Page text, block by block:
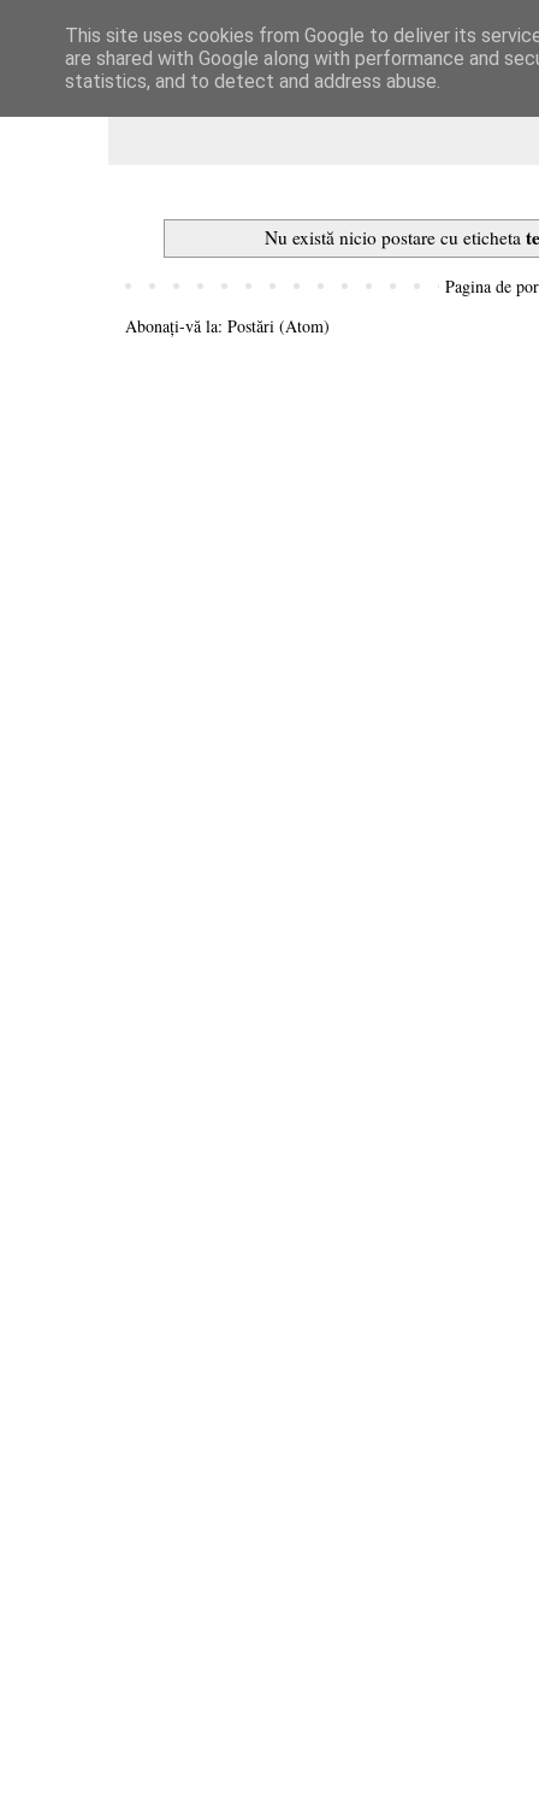
Dulcegarii culinare
Nu există nicio postare cu eticheta
Pagina de
Abonați-vă la: Postări (Atom)
This site uses cookies from Google to deliver its
are shared with Google along with performance and
statistics, and to detect and address abuse.